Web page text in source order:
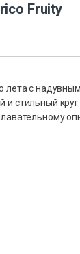
Fruity
лета с надувным
и стильный круг